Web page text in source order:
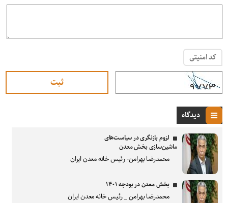
کد امنیتی
دیدگاه
لزوم بازنگری در سیاست‌های
ماشین‌سازی بخش معدن
محمدرضا بهرامن- رئیس خانه معدن ایران
بخش معدن در بودجه ۱۴۰۱
محمدرضا بهرامن _ رئیس خانه معدن ایران